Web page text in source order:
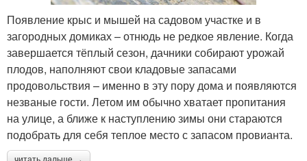
Появление крыс и мышей на садовом участке и в
загородных домиках – отнюдь не редкое явление. Когда
завершается тёплый сезон, дачники собирают урожай
плодов, наполняют свои кладовые запасами
продовольствия – именно в эту пору дома и появляются
незваные гости. Летом им обычно хватает пропитания
на улице, а ближе к наступлению зимы они стараются
подобрать для себя теплое место с запасом провианта.